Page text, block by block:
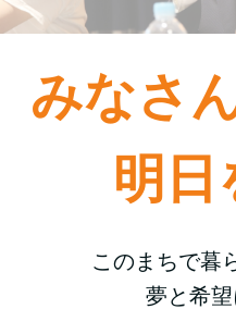
みなさ
明日
このまちで暮
夢と希